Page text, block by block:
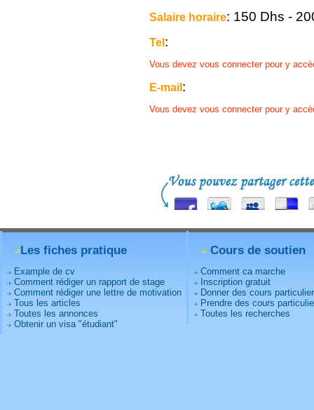
Salaire horaire: 150 Dhs -
Tel:
Vous devez vous connecter pour y
E-mail:
Vous devez vous connecter pour y
Les fiches pratique
Example de cv
Comment rédiger un rapport de stage
Comment rédiger une lettre de motivation
Tous les articles
Toutes les annonces
Obtenir un visa "étudiant"
Cours de soutien
Comment ca marche
Inscription gratuit
Donner des cours
Prendre des cours
Toutes les recherches